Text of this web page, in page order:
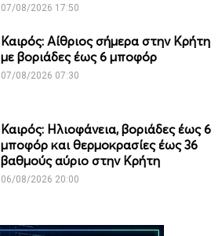
07/08/2026 17:50
Καιρός: Αίθριος σήμερα στην Κρήτη
με βοριάδες έως 6 μποφόρ
07/08/2026 07:30
Καιρός: Ηλιοφάνεια, βοριάδες έως 6
μποφόρ και θερμοκρασίες έως 36
βαθμούς αύριο στην Κρήτη
06/08/2026 20:00